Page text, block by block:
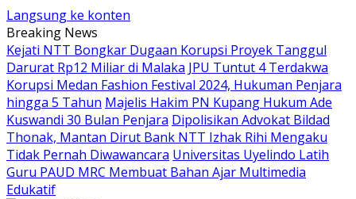
Langsung ke konten
Breaking News
Kejati NTT Bongkar Dugaan Korupsi Proyek Tanggul
Darurat Rp12 Miliar di Malaka JPU Tuntut 4 Terdakwa
Korupsi Medan Fashion Festival 2024, Hukuman Penjara
hingga 5 Tahun Majelis Hakim PN Kupang Hukum Ade
Kuswandi 30 Bulan Penjara Dipolisikan Advokat Bildad
Thonak, Mantan Dirut Bank NTT Izhak Rihi Mengaku
Tidak Pernah Diwawancara Universitas Uyelindo Latih
Guru PAUD MRC Membuat Bahan Ajar Multimedia
Edukatif